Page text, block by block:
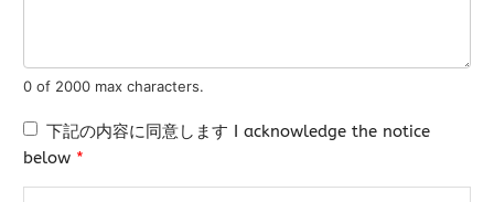
0 of 2000 max characters.
注
意
(
ご
注
下記の内容に同意します I acknowledge the notice
below *